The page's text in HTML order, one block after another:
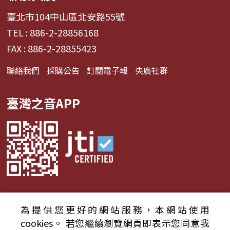
臺北市104中山區北安路55號
TEL : 886-2-28856168
FAX : 886-2-28855423
聯絡我們 採購公告 訂閱電子報 央廣社群
臺灣之音APP
© 2024財團法人中央廣播電臺 版權所有
為提供您更好的網站服務，本網站使用
cookies。 若您繼續瀏覽網頁即表示您同意我